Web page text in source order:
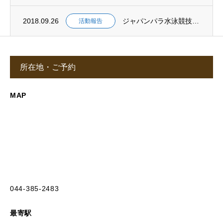
2018.09.26 活動報告
所在地・ご予約
MAP
044-385-2483
最寄駅